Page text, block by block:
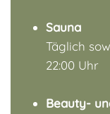
Sauna
Täglich
22:00 Uhr
Beauty-